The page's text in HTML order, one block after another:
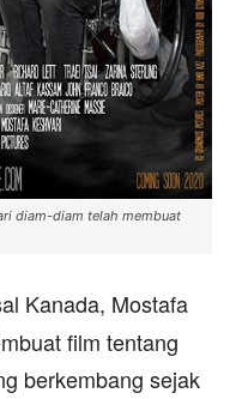
diam-diam telah membuat
Kanada, Mostafa
film tentang
berkembang sejak